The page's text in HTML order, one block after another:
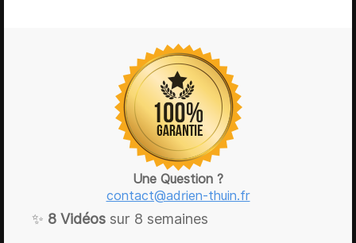
Une Question ?
contact@adrien-thuin.fr
✨ 8 Vidéos sur 8 semaines